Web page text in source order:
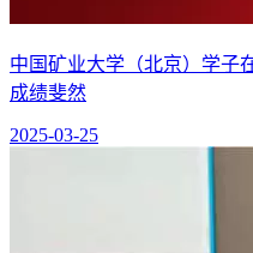
中国矿业大学（北京）学子
成绩斐然
2025-03-25